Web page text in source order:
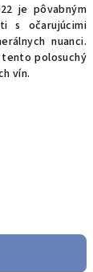
je pôvabným
s očarujúcimi
nuanci.
polosuchý
vín.